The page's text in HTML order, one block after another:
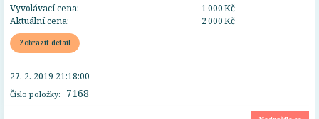
Vyvolávací cena:
1 000 Kč
Aktuální cena:
2 000 Kč
Zobrazit detail
Číslo položky: 7168
27. 2. 2019 21:18:00